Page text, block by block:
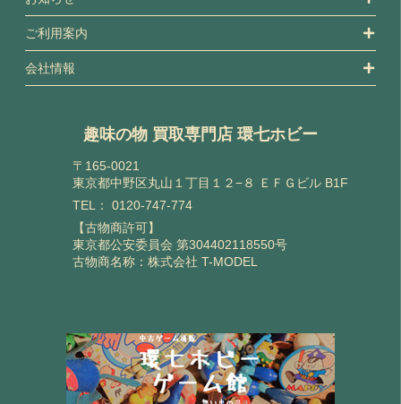
ご利用案内
会社情報
趣味の物 買取専門店 環七ホビー
〒165-0021
東京都中野区丸山１丁目１２−８ ＥＦＧビル B1F
TEL： 0120-747-774
【古物商許可】
東京都公安委員会 第304402118550号
古物商名称：株式会社 T-MODEL